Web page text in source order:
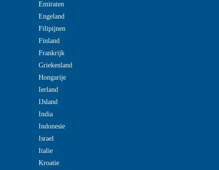
Emiraten
Engeland
Filipijnen
Finland
Frankrijk
Griekenland
Hongarije
Ierland
IJsland
India
Indonesie
Israel
Italie
Kroatie